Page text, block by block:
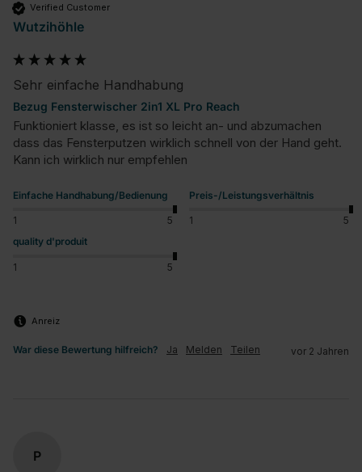
Verified Customer
Wutzihöhle
Sehr einfache Handhabung
Bezug Fensterwischer 2in1 XL Pro Reach
Funktioniert klasse, es ist so leicht an- und abzumachen
dass das Fensterputzen wirklich schnell von der Hand geht.
Kann ich wirklich nur empfehlen
Einfache Handhabung/Bedienung
1 5
Preis-/Leistungsverhältnis
1
5
quality d'produit
1 5
Anreiz
War diese Bewertung hilfreich? Ja Melden Teilen vor 2 Jahren
P